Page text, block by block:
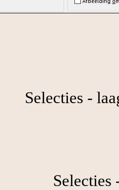
Selecties -
Selecties